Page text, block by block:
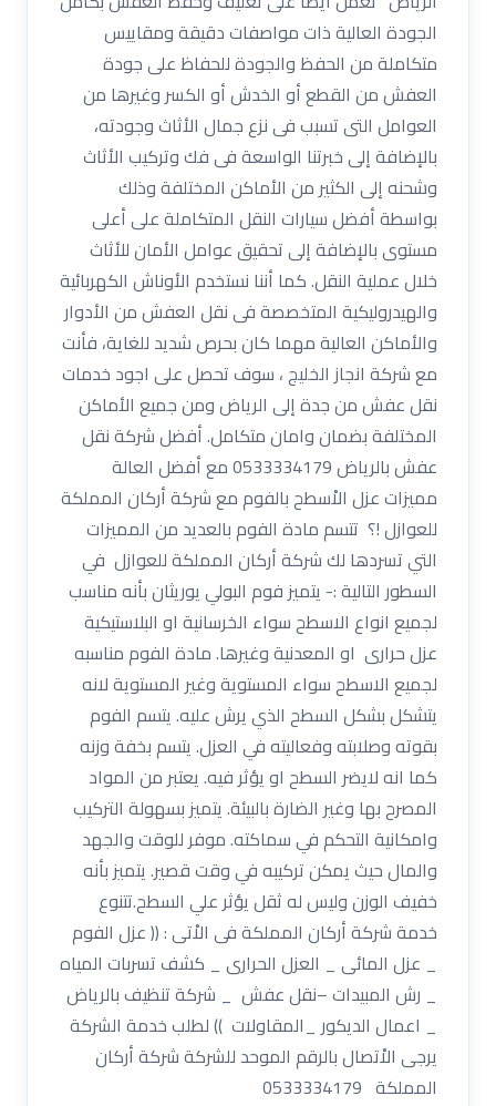
الجودة العالية ذات مواصفات دقيقة ومقاييس
متكاملة من الحفظ والجودة للحفاظ على جودة
العفش من القطع أو الخدش أو الكسر وغيرها من
العوامل التى تسبب فى نزع جمال الأثاث وجودته،
بالإضافة إلى خبرتنا الواسعة فى فك وتركيب الأثاث
وشحنه إلى الكثير من الأماكن المختلفة وذلك
بواسطة أفضل سيارات النقل المتكاملة على أعلى
مستوى بالإضافة إلى تحقيق عوامل الأمان للأثاث
خلال عملية النقل. كما أننا نستخدم الأوناش الكهربائية
والهيدروليكية المتخصصة فى نقل العفش من الأدوار
والأماكن العالية مهما كان بحرص شديد للغاية، فأنت
مع شركة انجاز الخليج ، سوف تحصل على اجود خدمات
نقل عفش من جدة إلى الرياض ومن جميع الأماكن
المختلفة بضمان وامان متكامل. أفضل شركة نقل
عفش بالرياض 0533334179 مع أفضل العالة
مميزات عزل الاْسطح بالفوم مع شركة أركان المملكة
للعوازل !؟ تتسم مادة الفوم بالعديد من المميزات
التي تسردها لك شركة أركان المملكة للعوازل في
السطور التالية :- يتميز فوم البولي يوريثان بأنه مناسب
لجميع انواع الاسطح سواء الخرسانية او البلاستيكية
عزل حرارى او المعدنية وغيرها. مادة الفوم مناسبه
لجميع الاسطح سواء المستوية وغير المستوية لانه
يتشكل بشكل السطح الذي يرش عليه. يتسم الفوم
بقوته وصلابته وفعاليته في العزل. يتسم بخفة وزنه
كما انه لايضر السطح او يؤثر فيه. يعتبر من المواد
المصرح بها وغير الضارة بالبيئة. يتميز بسهولة التركيب
وامكانية التحكم في سماكته. موفر للوقت والجهد
والمال حيث يمكن تركيبه في وقت قصير. يتميز بأنه
خفيف الوزن وليس له ثقل يؤثر علي السطح.تتنوع
خدمة شركة أركان المملكة فى الاْتى : (( عزل الفوم
_ عزل المائى _ العزل الحرارى _ كشف تسربات المياه
_ رش المبيدات –نقل عفش _ شركة تنظيف بالرياض
_ اعمال الديكور _المقاولات )) لطلب خدمة الشركة
يرجى الاْتصال بالرقم الموحد للشركة شركة أركان
المملكة 0533334179